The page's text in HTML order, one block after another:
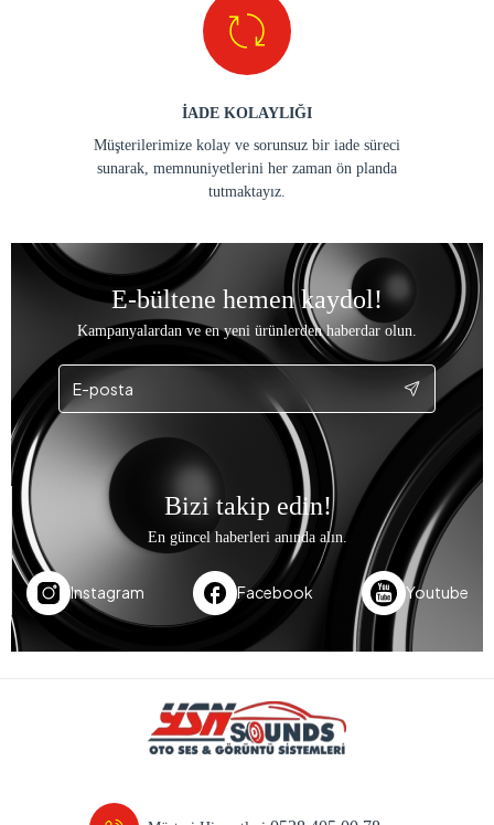
İADE KOLAYLIĞI
Müşterilerimize kolay ve sorunsuz bir iade süreci
sunarak, memnuniyetlerini her zaman ön planda
tutmaktayız.
E-bültene hemen kaydol!
Kampanyalardan ve en yeni ürünlerden haberdar olun.
Bizi takip edin!
En güncel haberleri anında alın.
Instagram Facebook Youtube